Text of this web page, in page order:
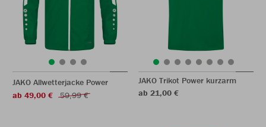
JAKO Allwetterjacke Power
ab 49,00 €
59,99 €
JAKO Trikot Power kurzarm
ab 21,00 €